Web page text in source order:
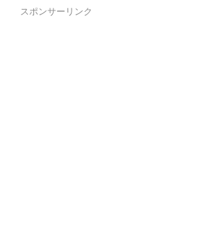
スポンサーリンク